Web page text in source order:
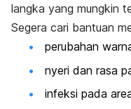
langka yang mungkin
Segera cari bantuan
perubahan
nyeri dan rasa
infeksi pada